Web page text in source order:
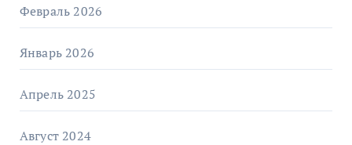
Февраль 2026
Январь 2026
Апрель 2025
Август 2024